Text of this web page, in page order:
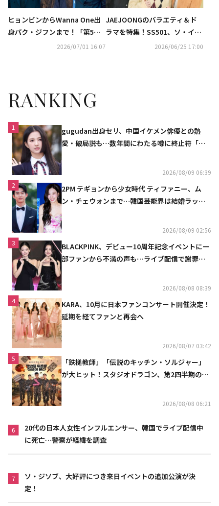
ヒョンビンからWanna One出
身パク・ジフンまで！「第5回
青龍シリーズアワード」最終ノ
2026/07/01 16:07
JAEJOONGのバラエティ＆ド
ラマを特集！SS501、ソ・イン
グクのライブや日本初放送のド
2026/06/25 17:00
RANKING
1
gugudan出身セリ、中国イケメン俳優との熱
愛・破局説も…数年間にわたる噂に終止符「邪
2026/08/09 06:39
2
2PM テギョンから少女時代 ティファニー、ム
ン・チェウォンまで…韓国芸能界は結婚ラッシ
2026/08/09 02:56
3
BLACKPINK、デビュー10周年記念イベントに一
部ファンから不満の声も…ライブ配信で謝罪
2026/08/08 08:39
4
KARA、10月に日本ファンコンサート開催決定！
延期を経てファンと再会へ
2026/08/07 03:42
5
「鉄槌教師」「伝説のキッチン・ソルジャー」
が大ヒット！スタジオドラゴン、第2四半期の売
2026/08/08 06:21
6
20代の日本人女性インフルエンサー、韓国でライブ配信中
に死亡…警察が経緯を調査
7
ソ・ジソブ、大好評につき来日イベントの追加公演が決
定！